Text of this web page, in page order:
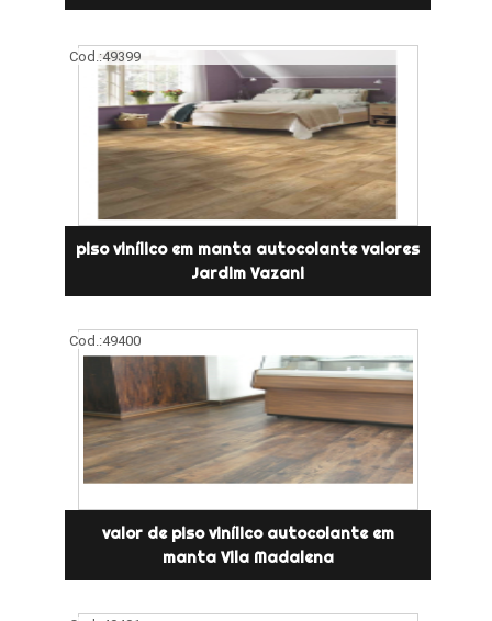
Cod.:49399
piso vinílico em manta autocolante valores
Jardim Vazani
Cod.:49400
valor de piso vinílico autocolante em
manta Vila Madalena